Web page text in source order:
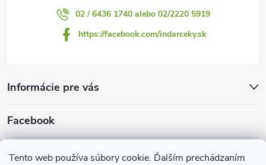
Tento web používa súbory cookie. Ďalším prechádzaním
02 / 6436 1740 alebo 02/2220 5919
https://facebook.com/indarceky.sk
Informácie pre vás
Facebook
Prijímame online platby